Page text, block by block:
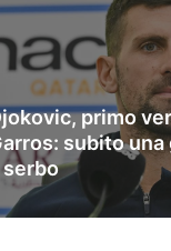
primo
subito
serbo